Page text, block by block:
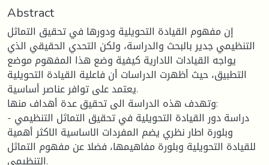
Abstract
إن مفهوم القيادة التحويلية ودورها في تحقيق التماثل
التنظيمي جدير بالبحث والدراسة، ولكن التحدي الحقيقي الذي
يواجه القيادات الادارية كيفية وضع هذا المفهوم موضع
التطبيق، حيث أظهرت الدراسات أن فاعلية القيادة التحويلية
يعتمد على توافر عناصر أساسية.
وتهدف هذه الدراسة الى تحقيق عدة أهداف منها:
- دراسة دور القيادة التحويلية في تحقيق التماثل التنظيمي
وبلورة اطار نظري يضم المفردات الاساسية الاكثر أهمية
للقيادة التحويلية وبلورة مفاهيمها، فضلا عن مفهوم التماثل
التنظيمي.